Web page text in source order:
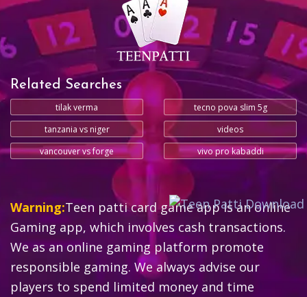
Related Searches
tilak verma
tecno pova slim 5g
tanzania vs niger
videos
vancouver vs forge
vivo pro kabaddi
Warning:Teen patti card game app is an online
Gaming app, which involves cash transactions.
We as an online gaming platform promote
responsible gaming. We always advise our
players to spend limited money and time